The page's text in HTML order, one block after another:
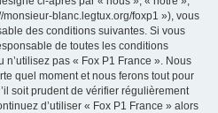
monsieur-blanc.legtux.org/foxp1 »), vous
des conditions suivantes. Si vous
de toutes les conditions
n’utilisez pas « Fox P1 France ». Nous
quel moment et nous ferons tout pour
soit prudent de vérifier régulièrement
d’utiliser « Fox P1 France » alors